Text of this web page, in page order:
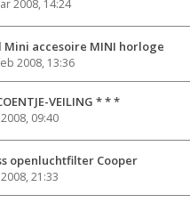
2008, 14:24
accesoire MINI horloge
2008, 13:36
VEILING * * *
09:40
openluchtfilter Cooper
21:33